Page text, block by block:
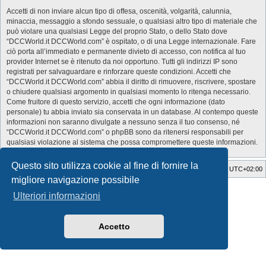
Questo sito utilizza cookie al fine di fornire la
migliore navigazione possibile
Ulteriori informazioni
Accetto
Accetti di non inviare alcun tipo di offesa, oscenità, volgarità, calunnia,
minaccia, messaggio a sfondo sessuale, o qualsiasi altro tipo di materiale che
può violare una qualsiasi Legge del proprio Stato, o dello Stato dove
“DCCWorld.it DCCWorld.com” è ospitato, o di una Legge internazionale. Fare
ciò porta all’immediato e permanente divieto di accesso, con notifica al tuo
provider Internet se è ritenuto da noi opportuno. Tutti gli indirizzi IP sono
registrati per salvaguardare e rinforzare queste condizioni. Accetti che
“DCCWorld.it DCCWorld.com” abbia il diritto di rimuovere, riscrivere, spostare
o chiudere qualsiasi argomento in qualsiasi momento lo ritenga necessario.
Come fruitore di questo servizio, accetti che ogni informazione (dato
personale) tu abbia inviato sia conservata in un database. Al contempo queste
informazioni non saranno divulgate a nessuno senza il tuo consenso, né
“DCCWorld.it DCCWorld.com” o phpBB sono da ritenersi responsabili per
qualsiasi violazione al sistema che possa compromettere queste informazioni.
Indice Tutti gli orari sono UTC+02:00
Cancella cookie
Style Developer by ©
Creato daphpBB
Privacy|Condizioni